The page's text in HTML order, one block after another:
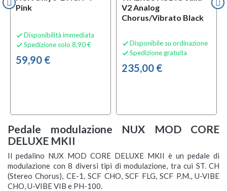
Pink
 Disponibilità immediata
 Spedizione solo 8,90 €
59,90 €
V2 Analog
Chorus/Vibrato Black
 Disponibile su ordinazione
 Spedizione gratuita
235,00 €
Pedale modulazione NUX MOD CORE
DELUXE MKII
Il pedalino NUX MOD CORE DELUXE MKII è un pedale di
modulazione con 8 diversi tipi di modulazione, tra cui ST. CH
(Stereo Chorus), CE-1, SCF CHO, SCF FLG, SCF P.M., U-VIBE
CHO, U-VIBE VIB e PH-100.